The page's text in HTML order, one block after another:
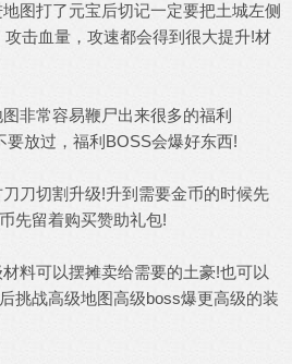
打了元宝后切记一定要把土城左侧
击血量，攻速都会得到很大提升!材
常容易鞭尸出来很多的福利
要放过，福利BOSS会爆好东西!
切割升级!升到需要金币的时候先
先留着购买赞助礼包!
可以摆摊卖给需要的土豪!也可以
挑战高级地图高级boss爆更高级的装